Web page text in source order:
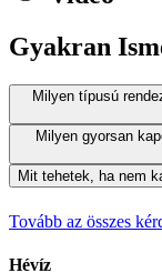
Gyakran
Milyen típusú
Milyen gyorsan
Mit tehetek, ha nem
Tovább az összes
Hévíz